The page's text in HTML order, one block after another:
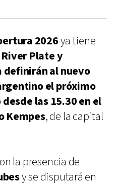
2026ya tiene
River Plate y
definirán al nuevo
el próximo
las 15.30 en el
Kempes, de la capital
la presencia de
y se disputará en